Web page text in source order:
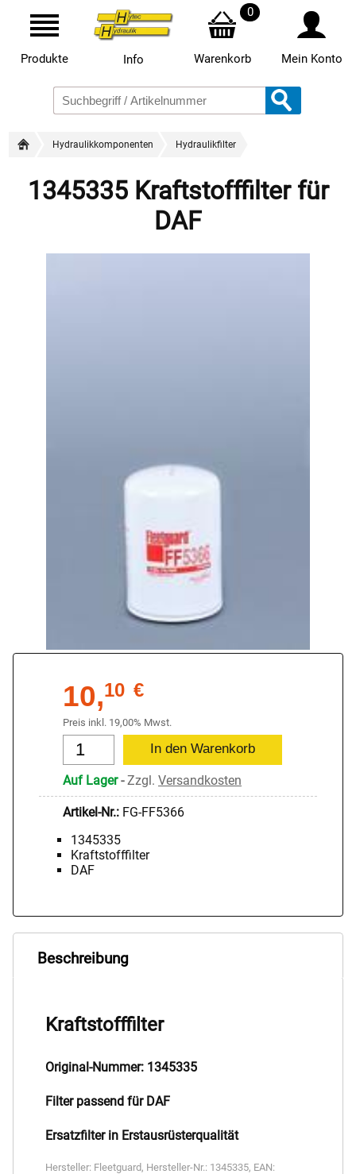
Produkte Info
0
Warenkorb Mein Konto
Hydraulikkomponenten Hydraulikfilter
1345335 Kraftstofffilter für
DAF
10,10 €
Preis inkl. 19,00% Mwst.
Auf Lager-Zzgl. Versandkosten
Artikel-Nr.: FG-FF5366
1345335
Kraftstofffilter
DAF
Beschreibung
Kraftstofffilter
Original-Nummer: 1345335
Filter passend für DAF
Ersatzfilter in Erstausrüsterqualität
Hersteller: Fleetguard, Hersteller-Nr.: 1345335, EAN: